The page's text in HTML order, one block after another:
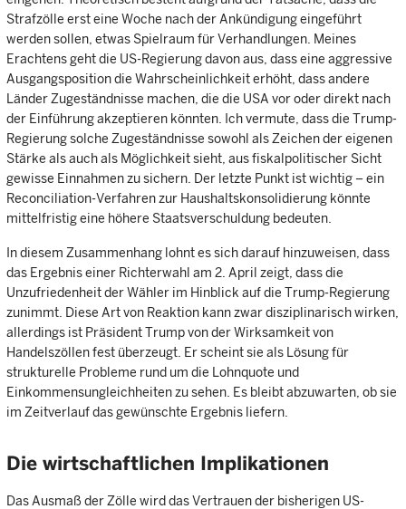
Strafzölle erst eine Woche nach der Ankündigung eingeführt
werden sollen, etwas Spielraum für Verhandlungen. Meines
Erachtens geht die US-Regierung davon aus, dass eine aggressive
Ausgangsposition die Wahrscheinlichkeit erhöht, dass andere
Länder Zugeständnisse machen, die die USA vor oder direkt nach
der Einführung akzeptieren könnten. Ich vermute, dass die Trump-
Regierung solche Zugeständnisse sowohl als Zeichen der eigenen
Stärke als auch als Möglichkeit sieht, aus fiskalpolitischer Sicht
gewisse Einnahmen zu sichern. Der letzte Punkt ist wichtig – ein
Reconciliation-Verfahren zur Haushaltskonsolidierung könnte
mittelfristig eine höhere Staatsverschuldung bedeuten.
In diesem Zusammenhang lohnt es sich darauf hinzuweisen, dass
das Ergebnis einer Richterwahl am 2. April zeigt, dass die
Unzufriedenheit der Wähler im Hinblick auf die Trump-Regierung
zunimmt. Diese Art von Reaktion kann zwar disziplinarisch wirken,
allerdings ist Präsident Trump von der Wirksamkeit von
Handelszöllen fest überzeugt. Er scheint sie als Lösung für
strukturelle Probleme rund um die Lohnquote und
Einkommensungleichheiten zu sehen. Es bleibt abzuwarten, ob sie
im Zeitverlauf das gewünschte Ergebnis liefern.
Die wirtschaftlichen Implikationen
Das Ausmaß der Zölle wird das Vertrauen der bisherigen US-